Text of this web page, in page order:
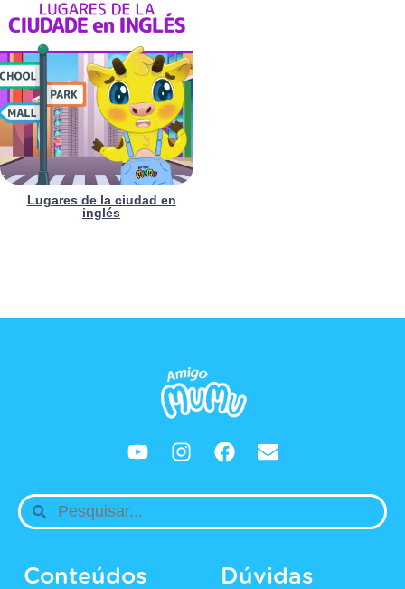
Lugares de la ciudad en
inglés
Conteúdos Dúvidas